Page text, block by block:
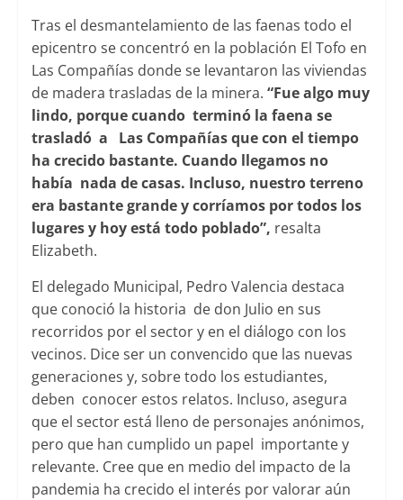
Tras el desmantelamiento de las faenas todo el
epicentro se concentró en la población El Tofo en
Las Compañías donde se levantaron las viviendas
de madera trasladas de la minera. “Fue algo muy
lindo, porque cuando terminó la faena se
trasladó a Las Compañías que con el tiempo
ha crecido bastante. Cuando llegamos no
había nada de casas. Incluso, nuestro terreno
era bastante grande y corríamos por todos los
lugares y hoy está todo poblado”, resalta
Elizabeth.
El delegado Municipal, Pedro Valencia destaca
que conoció la historia de don Julio en sus
recorridos por el sector y en el diálogo con los
vecinos. Dice ser un convencido que las nuevas
generaciones y, sobre todo los estudiantes,
deben conocer estos relatos. Incluso, asegura
que el sector está lleno de personajes anónimos,
pero que han cumplido un papel importante y
relevante. Cree que en medio del impacto de la
pandemia ha crecido el interés por valorar aún